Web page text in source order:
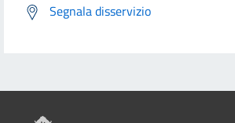
Segnala disservizio